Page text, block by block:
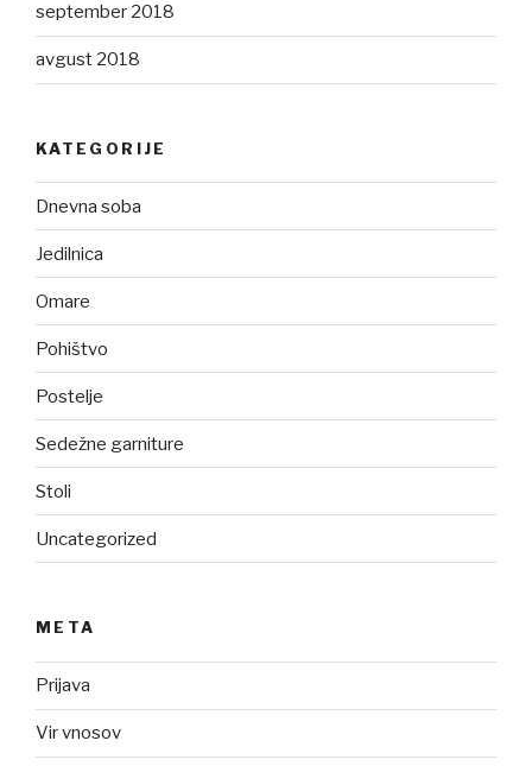
september 2018
avgust 2018
KATEGORIJE
Dnevna soba
Jedilnica
Omare
Pohištvo
Postelje
Sedežne garniture
Stoli
Uncategorized
META
Prijava
Vir vnosov